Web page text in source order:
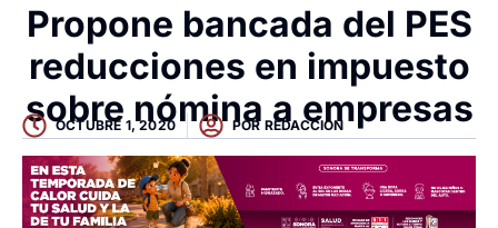
Propone bancada del PES
reducciones en impuesto
sobre nómina a empresas
OCTUBRE 1, 2020 PORREDACCION